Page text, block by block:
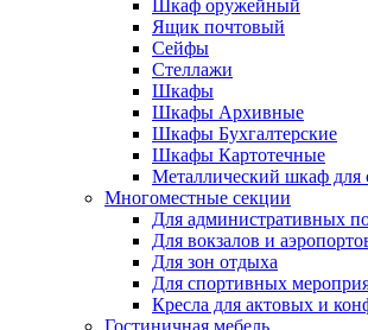
Шкаф оружейный
Ящик почтовый
Сейфы
Стеллажи
Шкафы
Шкафы Архивные
Шкафы Бухгалтерские
Шкафы Картотечные
Металлический шкаф для
Многоместные секции
Для административных
Для вокзалов и
Для зон отдыха
Для спортивных
Кресла для актовых и